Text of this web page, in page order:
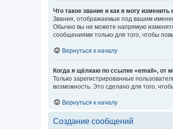
Что такое звание и как я могу изменить
Звания, отображаемые под вашим
Обычно вы не можете напрямую
сообщениями только для того, чтобы
Вернуться к началу
Когда я щёлкаю по ссылке «email», от
Только зарегистрированные
возможность. Это сделано для того,
Вернуться к началу
Создание сообщений